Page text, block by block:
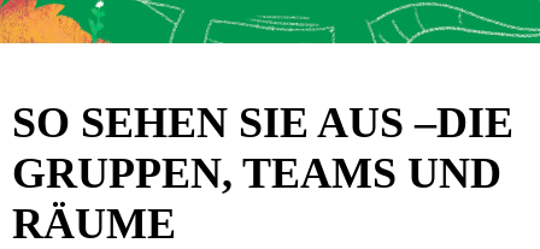
SO SEHEN SIE AUS –DIE
GRUPPEN, TEAMS UND
RÄUME